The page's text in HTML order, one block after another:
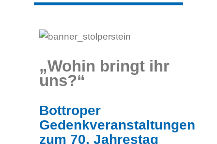
„Wohin bringt ihr
Bottroper
zum 70. Jahrestag
des „Euthanasie“-
Befehls